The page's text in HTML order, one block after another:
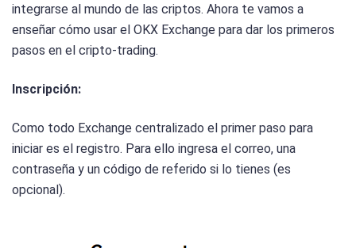
integrarse al mundo de las criptos. Ahora te vamos a
enseñar cómo usar el OKX Exchange para dar los primeros
pasos en el cripto-trading.
Inscripción:
Como todo Exchange centralizado el primer paso para
iniciar es el registro. Para ello ingresa el correo, una
contraseña y un código de referido si lo tienes (es
opcional).